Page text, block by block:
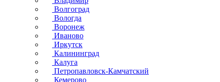
Волгоград
Вологда
Воронеж
Иваново
Иркутск
Калининград
Калуга
Петропавловск-Камчатский
Кемерово